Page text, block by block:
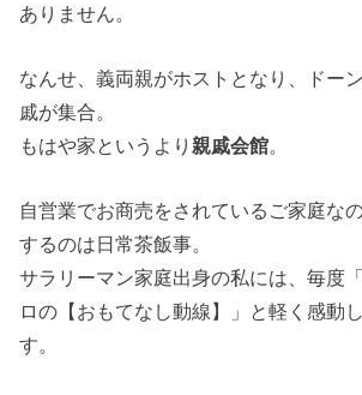
ありません。
なんせ、義両親がホストとなり、ドー
戚が集合。
もはや家というより親戚会館。
自営業でお商売をされているご家庭な
するのは日常茶飯事。
サラリーマン家庭出身の私には、毎度
ロの【おもてなし動線】」と軽く感動
す。